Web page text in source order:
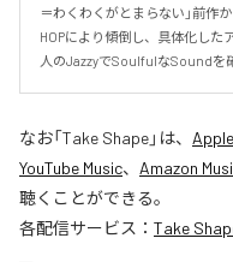
＝わくわくがとまらない」前作
HOPにより傾倒し、具体化した
人のJazzyでSoulfulなSoundを
なお「Take Shape」は、
YouTube Music、 Amazon
聴くことができる。
各配信サービス： Take